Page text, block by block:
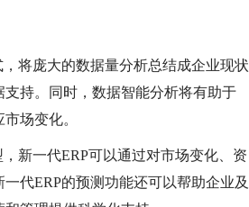
将庞大的数据量分析总结成企业现状
持。同时，数据智能分析将有助于
场变化。
新一代ERP可以通过对市场变化、资
代ERP的预测功能还可以帮助企业及